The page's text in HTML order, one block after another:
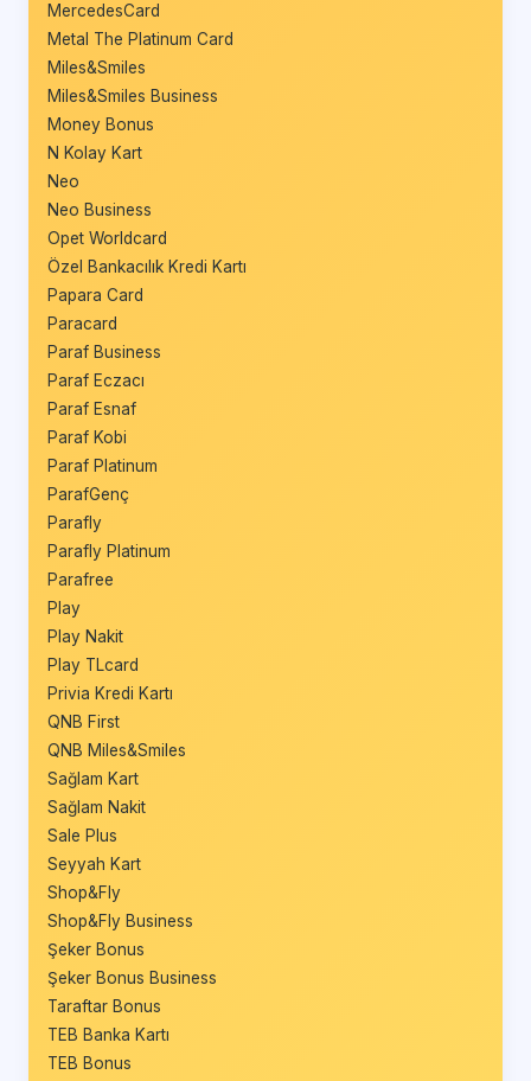
MercedesCard
Metal The Platinum Card
Miles&Smiles
Miles&Smiles Business
Money Bonus
N Kolay Kart
Neo
Neo Business
Opet Worldcard
Özel Bankacılık Kredi Kartı
Papara Card
Paracard
Paraf Business
Paraf Eczacı
Paraf Esnaf
Paraf Kobi
Paraf Platinum
ParafGenç
Parafly
Parafly Platinum
Parafree
Play
Play Nakit
Play TLcard
Privia Kredi Kartı
QNB First
QNB Miles&Smiles
Sağlam Kart
Sağlam Nakit
Sale Plus
Seyyah Kart
Shop&Fly
Shop&Fly Business
Şeker Bonus
Şeker Bonus Business
Taraftar Bonus
TEB Banka Kartı
TEB Bonus